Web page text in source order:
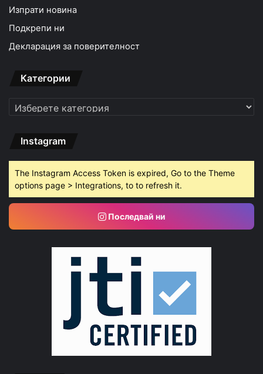
Изпрати новина
Подкрепи ни
Декларация за поверителност
Категории
Категории
Instagram
The Instagram Access Token is expired, Go to the Theme
options page > Integrations, to to refresh it.
Последвай ни